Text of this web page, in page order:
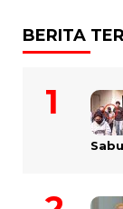
BERITA
Sabu